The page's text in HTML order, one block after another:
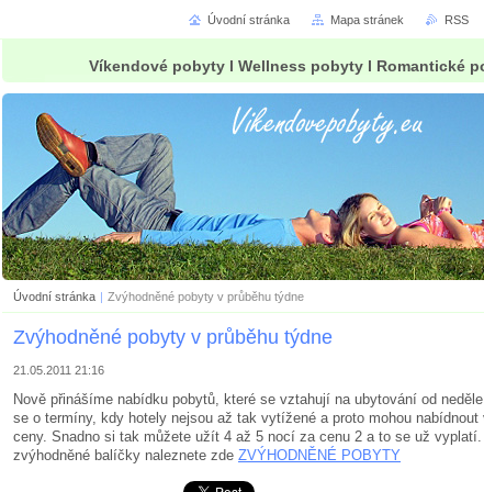
Víkendové pobyty l Wellness pobyty l Romantické
Úvodní stránka | Zvýhodněné pobyty v průběhu týdne
Zvýhodněné pobyty v průběhu týdne
21.05.2011 21:16
Nově přinášíme nabídku pobytů, které se vztahují na ubytování od
se o termíny, kdy hotely nejsou až tak vytížené a proto mohou nabídnout
ceny. Snadno si tak můžete užít 4 až 5 nocí za cenu 2 a to se už
zvýhodněné balíčky naleznete zde ZVÝHODNĚNÉ POBYTY
Úvodní stránka Mapa stránek RSS